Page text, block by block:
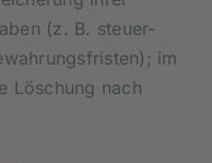
(z. B. steuer-
im
Löschung nach